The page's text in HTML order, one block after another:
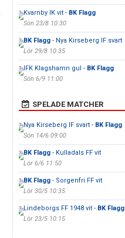
Kvarnby IK vit - BK Flagg
Sön 23/8 10:30
BK Flagg- Nya Kirseberg IF svart
Lör 29/8 10:35
IFK Klagshamn gul - BK Flagg
Sön 6/9 11:00
SPELADE MATCHER
Nya Kirseberg IF svart - BK Flagg
Sön 14/6 09:00
BK Flagg- Kulladals FF vit
Lör 6/6 11:50
BK Flagg- Sorgenfri FF vit
Lör 30/5 10:35
Lindeborgs FF 1948 vit - BK Flagg
Lör 23/5 10:15